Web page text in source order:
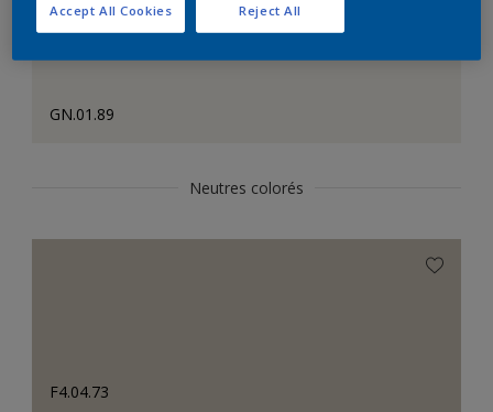
GN.01.89
Neutres colorés
F4.04.73
Reject All
Accept All Cookies